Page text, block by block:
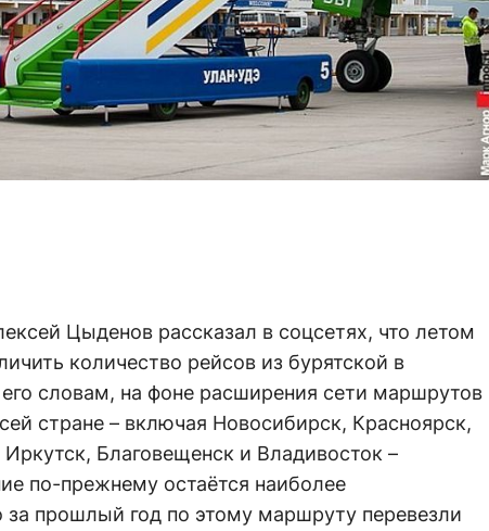
Цыденов рассказал в соцсетях, что летом
количество рейсов из бурятской в
словам, на фоне расширения сети маршрутов
стране – включая Новосибирск, Красноярск,
Благовещенск и Владивосток –
по-прежнему остаётся наиболее
прошлый год по этому маршруту перевезли